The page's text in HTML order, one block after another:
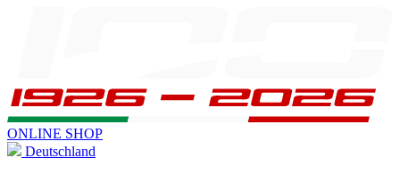
ONLINE SHOP
Deutschland